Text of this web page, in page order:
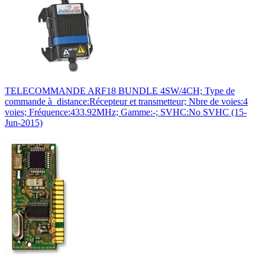
TELECOMMANDE ARF18 BUNDLE 4SW/4CH; Type de
commande à distance:Récepteur et transmetteur; Nbre de voies:4
voies; Fréquence:433.92MHz; Gamme:-; SVHC:No SVHC (15-
Jun-2015)